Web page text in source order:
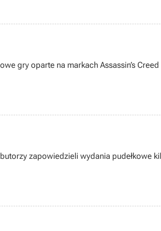
gry oparte na markach Assassin’s
zapowiedzieli wydania pudełkowe